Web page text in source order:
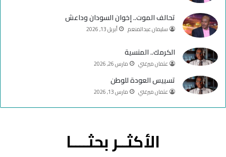
تحالف الموت.. إخوان السودان وداعش
سليمان عبدالمنعم أبريل 13, 2026
الكرمك.. المنسية
عثمان ميرغني مارس 26, 2026
تسييس العودة للوطن
عثمان ميرغني مارس 13, 2026
الأكثــر بحثــــا